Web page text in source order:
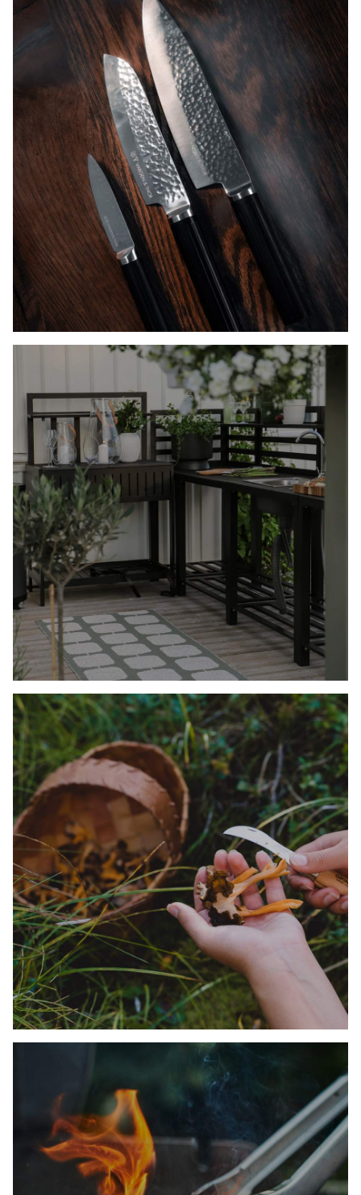
SUPERPRISER PÅ POPULÆRE
KNIVSETT
INNRED
UTEKJØKKENE
SKAP SOMMERENS BESTE STED
FRA SKOV TIL BORD
SVAMPEJAGT
OPLEV, NYD OG BEVAR
KAMPANJEPRISER PÅ
GRILLER OG